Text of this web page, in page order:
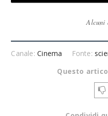
Alcuni
Canale:Cinema Fonte:
Questo